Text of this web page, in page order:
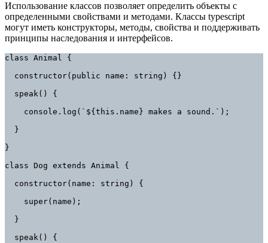
Использование классов позволяет определить объекты с
определенными свойствами и методами. Классы typescript
могут иметь конструкторы, методы, свойства и поддерживать
принципы наследования и интерфейсов.
class Animal {
constructor(public name: string) {}
speak() {
console.log(`${this.name} makes a sound.`);
}
}
class Dog extends Animal {
constructor(name: string) {
super(name);
}
speak() {